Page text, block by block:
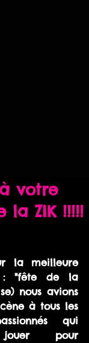
à votre
la ZIK !!!!!
la meilleure
: "fête de la
nous avions
à tous les
qui
jouer pour